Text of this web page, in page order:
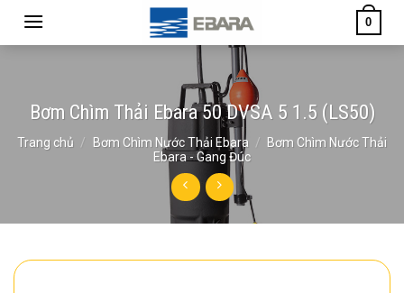
0
Bơm Chìm Thải Ebara 50 DVSA 5 1.5 (LS50)
Trang chủ / Bơm Chìm Nước Thải Ebara /
Bơm Chìm Nước Thải
Ebara - Gang Đúc